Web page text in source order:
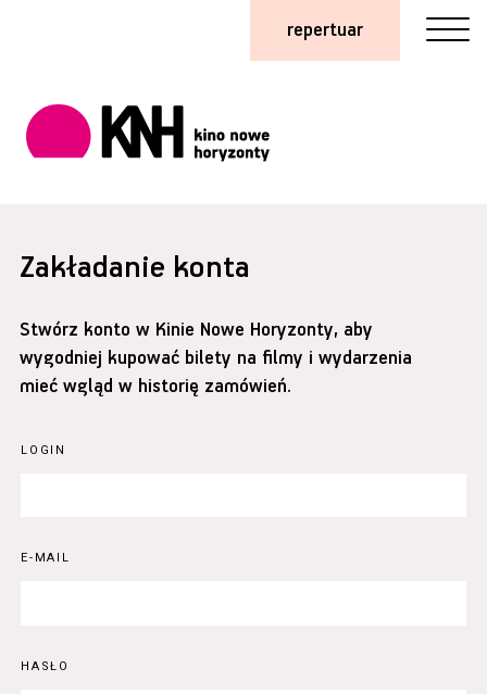
repertuar
Zakładanie konta
Stwórz konto w Kinie Nowe Horyzonty, aby
wygodniej kupować bilety na filmy i wydarzenia
mieć wgląd w historię zamówień.
LOGIN
E-MAIL
HASŁO